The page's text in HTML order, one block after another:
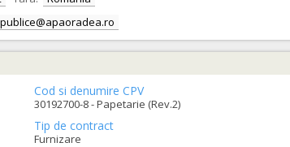
Cod si denumire CPV
30192700-8 - Papetarie (Rev.2)
Tip de contract
Furnizare